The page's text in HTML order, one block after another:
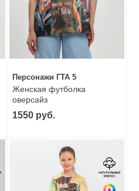
Персонажи ГТА 5
Женская футболка
оверсайз
1550 руб.